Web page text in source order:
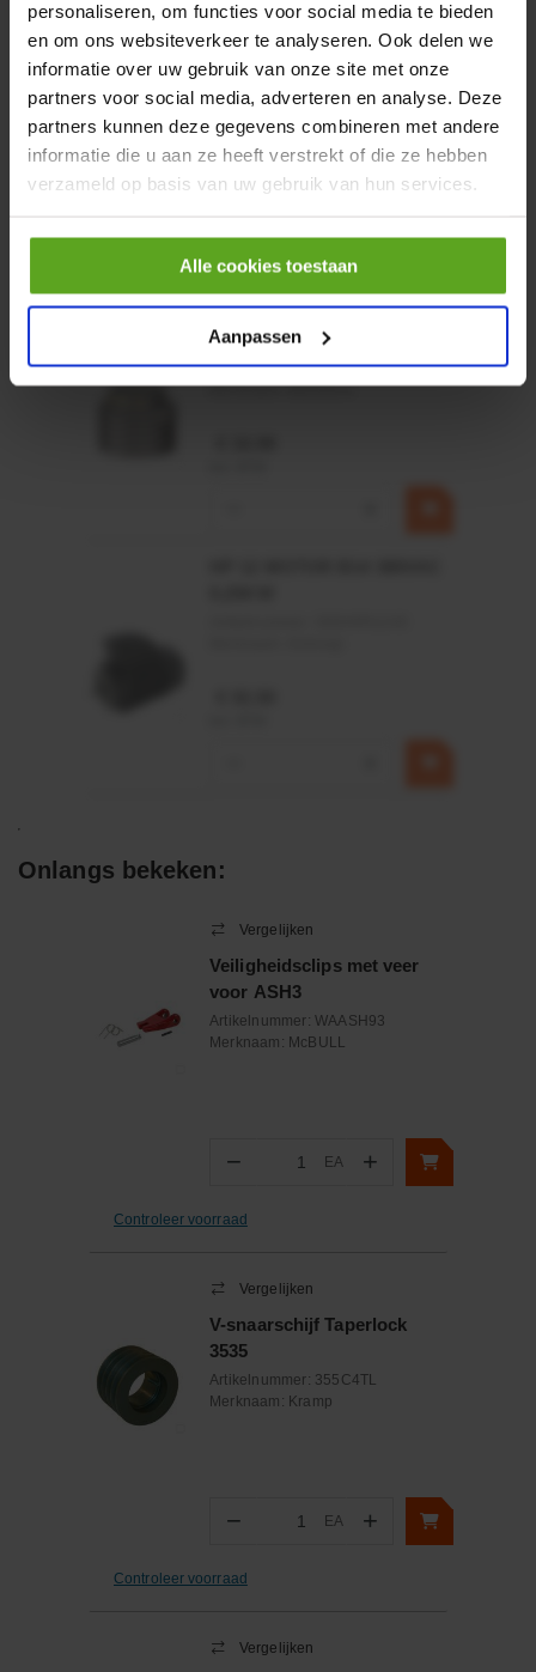
personaliseren, om functies voor social media te bieden
en om ons websiteverkeer te analyseren. Ook delen we
informatie over uw gebruik van onze site met onze
partners voor social media, adverteren en analyse. Deze
partners kunnen deze gegevens combineren met andere
informatie die u aan ze heeft verstrekt of die ze hebben
verzameld op basis van uw gebruik van hun services.
Alle cookies toestaan
Aanpassen
Motor 24VDC 2,2 kw + PTC
Artikelnummer:
Merknaam:Kramp
€ 219,68
−
Rotator CPR 5-01 50kN
4mm x Ø17mm
Artikelnummer:CPR501
Merknaam:Baltrotors
Onlangs bekeken:
Vergelijken
Veiligheidsclips met veer
voor ASH3
Artikelnummer: WAASH93
Merknaam: McBULL
− Aantal
EA +
Controleer voorraad
Vergelijken
V-snaarschijf Taperlock
3535
Artikelnummer: 355C4TL
Merknaam: Kramp
− Aantal
EA +
Controleer voorraad
Vergelijken